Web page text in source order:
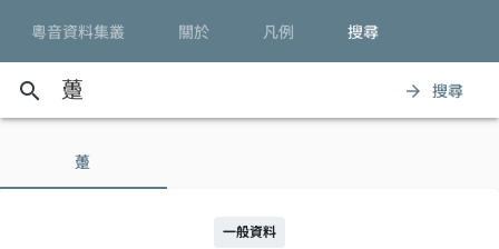
粵音資料集叢 關於 凡例 搜尋
search arrow_forward 搜尋
躉
一般資料